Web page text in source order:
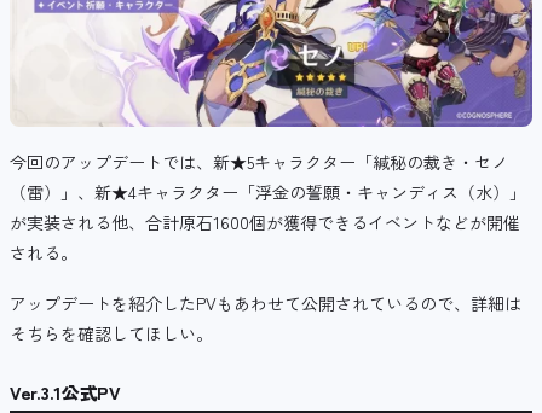
今回のアップデートでは、新★5キャラクター「緘秘の裁き・セノ
（雷）」、新★4キャラクター「浮金の誓願・キャンディス（水）」
が実装される他、合計原石1600個が獲得できるイベントなどが開催
される。
アップデートを紹介したPVもあわせて公開されているので、詳細は
そちらを確認してほしい。
Ver.3.1公式PV